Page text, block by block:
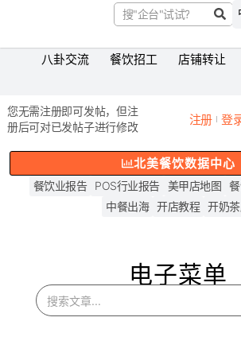
八卦交流 餐饮招工 店铺转让
您无需注册即可发帖，但注
册后可对已发帖子进行修改
注册 登
北美餐饮数据中心
餐饮业报告 POS行业报告 美甲店地图
中餐出海 开店教程 开奶
电子菜单